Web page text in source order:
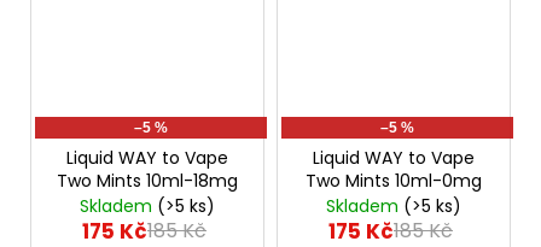
–5 %
Liquid WAY to Vape
Two Mints 10ml-18mg
Skladem (>5 ks)
175 Kč185 Kč
–5 %
Liquid WAY to Vape
Two Mints 10ml-0mg
Skladem (>5 ks)
175 Kč185 Kč